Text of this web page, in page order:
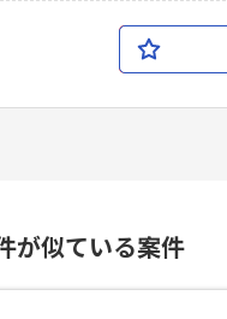
が似ている案件